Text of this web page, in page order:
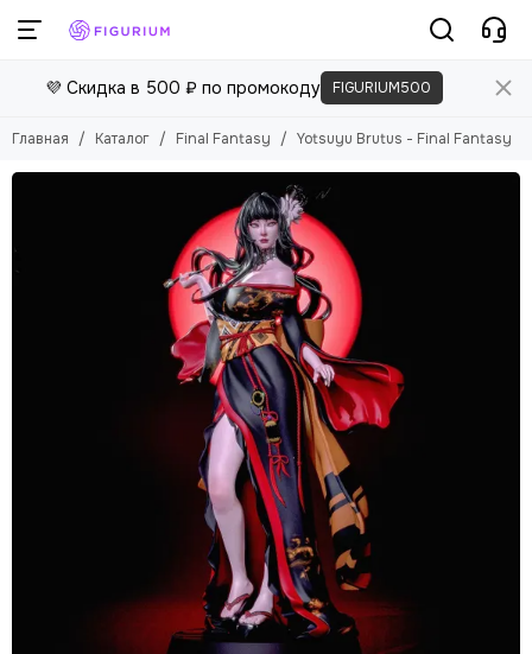
💜 Скидка в 500 ₽ по промокоду FIGURIUM500
Главная Каталог Final Fantasy Yotsuyu Brutus - Final Fantasy